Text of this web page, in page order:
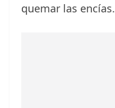
quemar las encías.